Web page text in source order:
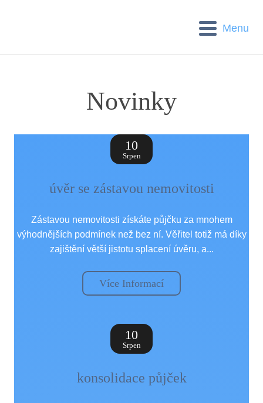
Menu
Novinky
10
Srpen
úvěr se zástavou nemovitosti
Zástavou nemovitosti získáte půjčku za mnohem
výhodnějších podmínek než bez ní. Věřitel totiž má díky
zajištění větší jistotu splacení úvěru, a...
Více Informací
10
Srpen
konsolidace půjček